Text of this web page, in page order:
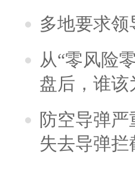
多地要求领
从“零风险
盘后，谁
防空导弹
失去导弹拦